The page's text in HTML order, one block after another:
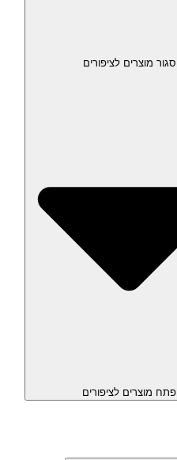
סגור מוצרים לציפורים
פתח מוצרים לציפורים